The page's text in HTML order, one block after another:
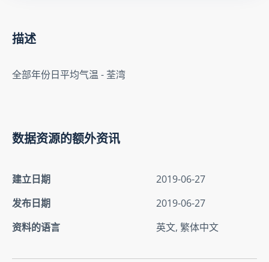
描述
全部年份日平均气温 - 荃湾
数据资源的额外资讯
建立日期
2019-06-27
发布日期
2019-06-27
资料的语言
英文, 繁体中文